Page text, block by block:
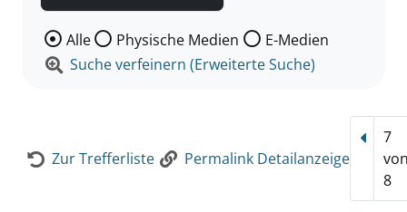
Wählen Sie die Medienart nach der Sie suchen wollen.
Alle Physische Medien
E-Medien
Suche verfeinern (Erweiterte Suche)
Zur Trefferliste Permalink Detailanzeige
7
8